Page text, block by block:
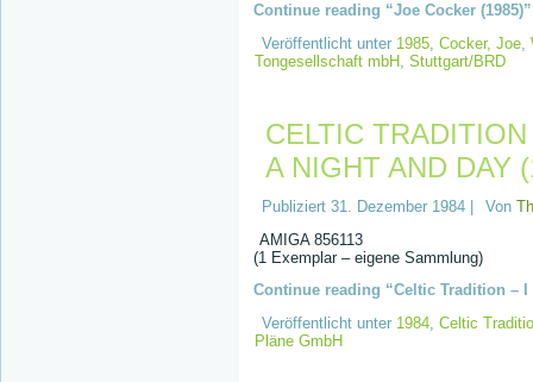
Continue reading “Joe Cocker
Veröffentlicht unter 1985, Cocker, Joe,
Tongesellschaft mbH , Stuttgart/BRD
CELTIC
A NIGHT AND DAY
Publiziert 31. Dezember 1984 Von
AMIGA 856113
(1 Exemplar – eigene Sammlung)
Continue reading “Celtic Tradition – I
Veröffentlicht unter 1984, Celtic
Pläne GmbH